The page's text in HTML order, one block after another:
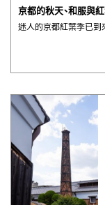
京都的秋天、和服與